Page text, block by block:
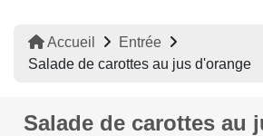
Accueil
Entrée
Salade de carottes au jus d'orange
Salade de carottes au